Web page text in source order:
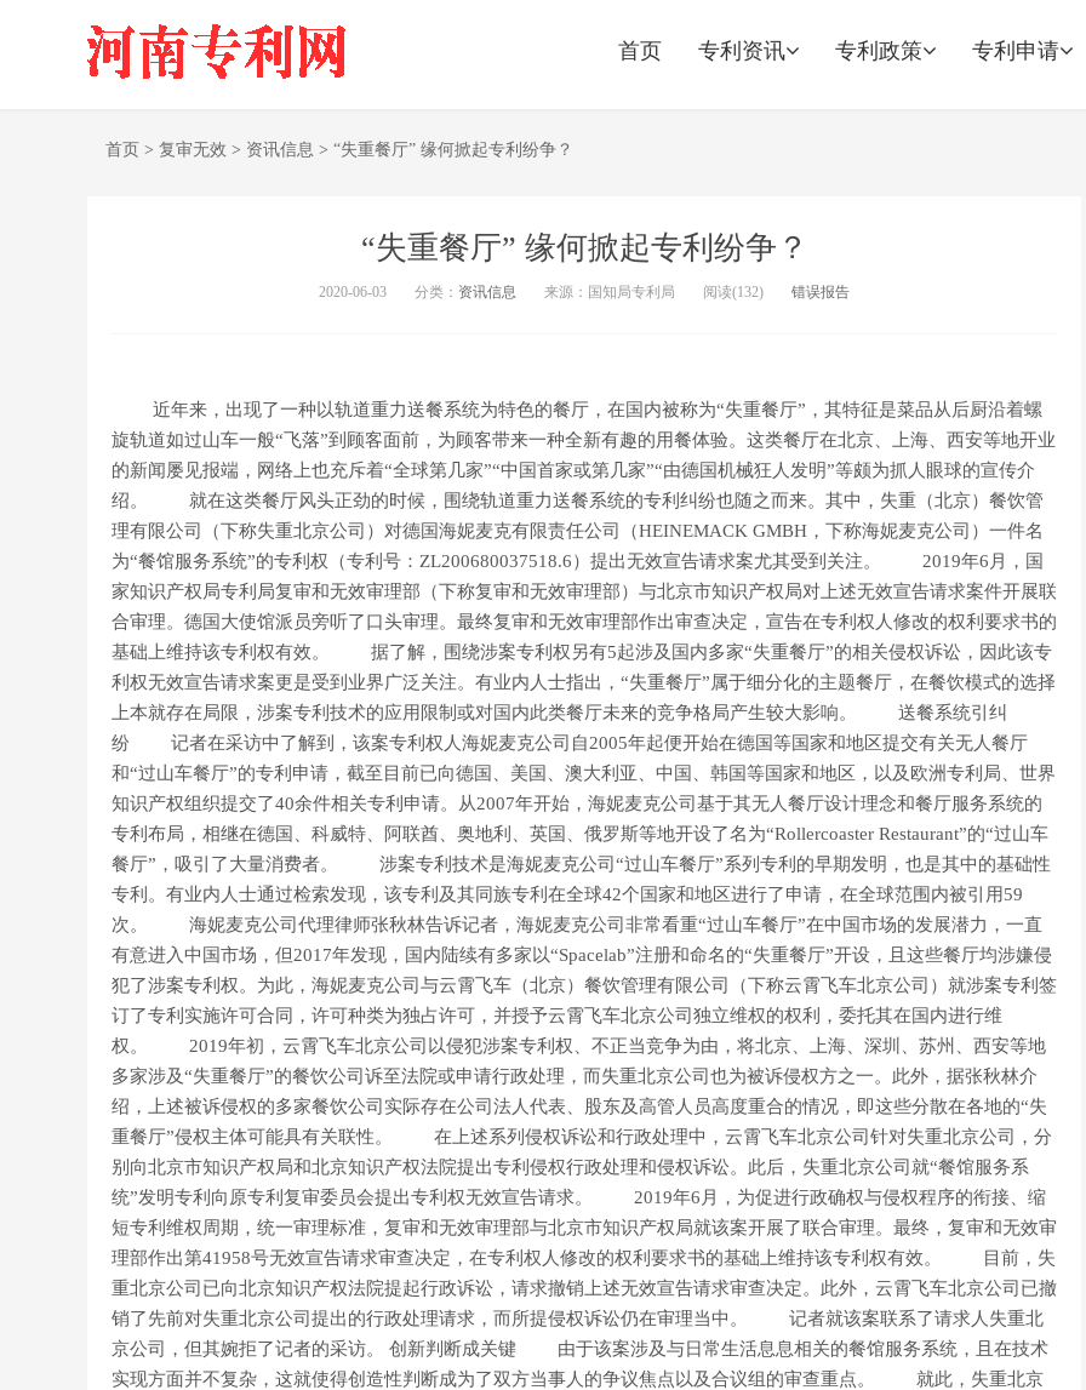
首页 专利资讯 专利政策 专利申请
首页 > 复审无效 > 资讯信息 > “失重餐厅” 缘何掀起专利纷争？
“失重餐厅” 缘何掀起专利纷争？
2020-06-03 分类： 资讯信息 来源：国知局专利局 阅读(132) 错误报告
近年来，出现了一种以轨道重力送餐系统为特色的餐厅，在国内被称为“失重餐厅”，其特征是菜品从后厨沿着螺
旋轨道如过山车一般“飞落”到顾客面前，为顾客带来一种全新有趣的用餐体验。这类餐厅在北京、上海、西安等地开业
的新闻屡见报端，网络上也充斥着“全球第几家”“中国首家或第几家”“由德国机械狂人发明”等颇为抓人眼球的宣传介
绍。 就在这类餐厅风头正劲的时候，围绕轨道重力送餐系统的专利纠纷也随之而来。其中，失重（北京）餐饮管
理有限公司（下称失重北京公司）对德国海妮麦克有限责任公司（HEINEMACK GMBH，下称海妮麦克公司）一件名
为“餐馆服务系统”的专利权（专利号：ZL200680037518.6）提出无效宣告请求案尤其受到关注。 2019年6月，国
家知识产权局专利局复审和无效审理部（下称复审和无效审理部）与北京市知识产权局对上述无效宣告请求案件开展联
合审理。德国大使馆派员旁听了口头审理。最终复审和无效审理部作出审查决定，宣告在专利权人修改的权利要求书的
基础上维持该专利权有效。 据了解，围绕涉案专利权另有5起涉及国内多家“失重餐厅”的相关侵权诉讼，因此该专
利权无效宣告请求案更是受到业界广泛关注。有业内人士指出，“失重餐厅”属于细分化的主题餐厅，在餐饮模式的选择
上本就存在局限，涉案专利技术的应用限制或对国内此类餐厅未来的竞争格局产生较大影响。 送餐系统引纠
纷 记者在采访中了解到，该案专利权人海妮麦克公司自2005年起便开始在德国等国家和地区提交有关无人餐厅
和“过山车餐厅”的专利申请，截至目前已向德国、美国、澳大利亚、中国、韩国等国家和地区，以及欧洲专利局、世界
知识产权组织提交了40余件相关专利申请。从2007年开始，海妮麦克公司基于其无人餐厅设计理念和餐厅服务系统的
专利布局，相继在德国、科威特、阿联酋、奥地利、英国、俄罗斯等地开设了名为“Rollercoaster Restaurant”的“过山车
餐厅”，吸引了大量消费者。 涉案专利技术是海妮麦克公司“过山车餐厅”系列专利的早期发明，也是其中的基础性
专利。有业内人士通过检索发现，该专利及其同族专利在全球42个国家和地区进行了申请，在全球范围内被引用59
次。 海妮麦克公司代理律师张秋林告诉记者，海妮麦克公司非常看重“过山车餐厅”在中国市场的发展潜力，一直
有意进入中国市场，但2017年发现，国内陆续有多家以“Spacelab”注册和命名的“失重餐厅”开设，且这些餐厅均涉嫌侵
犯了涉案专利权。为此，海妮麦克公司与云霄飞车（北京）餐饮管理有限公司（下称云霄飞车北京公司）就涉案专利签
订了专利实施许可合同，许可种类为独占许可，并授予云霄飞车北京公司独立维权的权利，委托其在国内进行维
权。 2019年初，云霄飞车北京公司以侵犯涉案专利权、不正当竞争为由，将北京、上海、深圳、苏州、西安等地
多家涉及“失重餐厅”的餐饮公司诉至法院或申请行政处理，而失重北京公司也为被诉侵权方之一。此外，据张秋林介
绍，上述被诉侵权的多家餐饮公司实际存在公司法人代表、股东及高管人员高度重合的情况，即这些分散在各地的“失
重餐厅”侵权主体可能具有关联性。 在上述系列侵权诉讼和行政处理中，云霄飞车北京公司针对失重北京公司，分
别向北京市知识产权局和北京知识产权法院提出专利侵权行政处理和侵权诉讼。此后，失重北京公司就“餐馆服务系
统”发明专利向原专利复审委员会提出专利权无效宣告请求。 2019年6月，为促进行政确权与侵权程序的衔接、缩
短专利维权周期，统一审理标准，复审和无效审理部与北京市知识产权局就该案开展了联合审理。最终，复审和无效审
理部作出第41958号无效宣告请求审查决定，在专利权人修改的权利要求书的基础上维持该专利权有效。 目前，失
重北京公司已向北京知识产权法院提起行政诉讼，请求撤销上述无效宣告请求审查决定。此外，云霄飞车北京公司已撤
销了先前对失重北京公司提出的行政处理请求，而所提侵权诉讼仍在审理当中。 记者就该案联系了请求人失重北
京公司，但其婉拒了记者的采访。 创新判断成关键 由于该案涉及与日常生活息息相关的餐馆服务系统，且在技术
实现方面并不复杂，这就使得创造性判断成为了双方当事人的争议焦点以及合议组的审查重点。 就此，失重北京